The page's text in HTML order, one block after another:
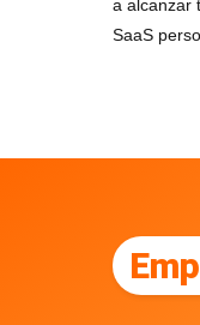
a alcanzar
SaaS